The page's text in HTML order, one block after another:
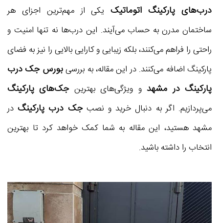
درب‌های پارکینگ اتوماتیکیکی از مهم‌ترین اجزای هر
ساختمان مدرن به حساب می‌آیند. این درب‌ها نه تنها امنیت و
راحتی را فراهم می‌کنند، بلکه زیبایی و کارایی بالایی را نیز به فضای
پارکینگ اضافه می‌کنند. در این مقاله، به بررسیبورس جک درب
پارکینگ در مشهدو ویژگی‌های بهترینجک‌های پارکینگ
می‌پردازیم. اگر به دنبال خرید و نصبجک درب پارکینگدر
مشهد هستید، این مقاله به شما کمک خواهد کرد تا بهترین
انتخاب را داشته باشید.